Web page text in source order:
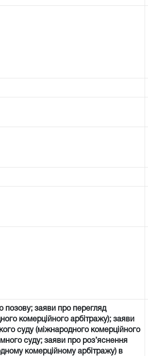
позову; заяви про перегляд
комерційного арбітражу); заяви
суду (міжнародного комерційного
суду; заяви про роз’яснення
комерційному арбітражу) в